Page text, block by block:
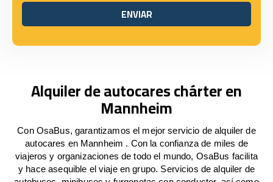
ENVIAR
ENVIAR
Alquiler de autocares chárter en
Mannheim
Con OsaBus, garantizamos el mejor servicio de alquiler de
autocares en Mannheim . Con la confianza de miles de
viajeros y organizaciones de todo el mundo, OsaBus facilita
y hace asequible el viaje en grupo. Servicios de alquiler de